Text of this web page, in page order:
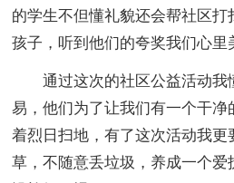
的学生不但懂礼貌还会帮社区
孩子，听到他们的夸奖我们心里
通过这次的社区公益活动我
易，他们为了让我们有一个干净
着烈日扫地，有了这次活动我更
草，不随意丢垃圾，养成一个